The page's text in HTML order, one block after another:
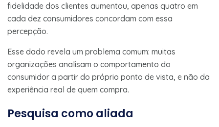
fidelidade dos clientes aumentou, apenas quatro em
cada dez consumidores concordam com essa
percepção.
Esse dado revela um problema comum: muitas
organizações analisam o comportamento do
consumidor a partir do próprio ponto de vista, e não da
experiência real de quem compra.
Pesquisa como aliada